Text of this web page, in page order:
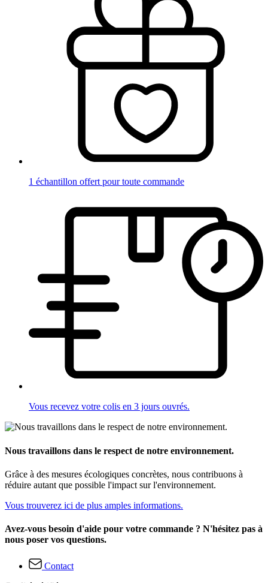
1 échantillon offert pour toute commande
Vous recevez votre colis en 3 jours ouvrés.
Nous travaillons dans le respect de notre environnement.
Grâce à des mesures écologiques concrètes, nous contribuons à
réduire autant que possible l'impact sur l'environnement.
Vous trouverez ici de plus amples informations.
Avez-vous besoin d'aide pour votre commande ? N'hésitez pas à
nous poser vos questions.
Contact